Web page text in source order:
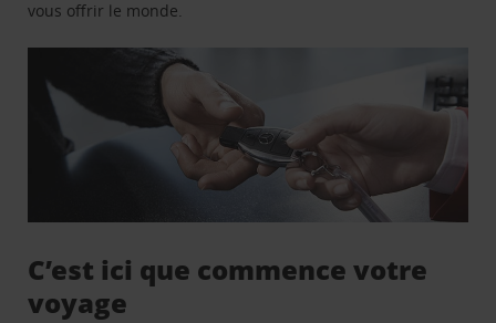
vous offrir le monde.
C’est ici que commence votre
voyage